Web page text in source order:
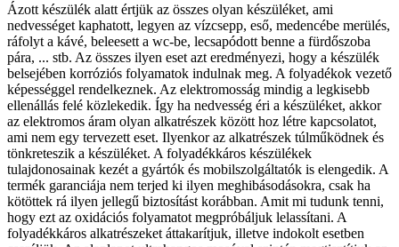
Ázott készülék alatt értjük az összes olyan készüléket, ami
nedvességet kaphatott, legyen az vízcsepp, eső, medencébe merülés,
ráfolyt a kávé, beleesett a wc-be, lecsapódott benne a fürdőszoba
pára, ... stb. Az összes ilyen eset azt eredményezi, hogy a készülék
belsejében korróziós folyamatok indulnak meg. A folyadékok vezető
képességgel rendelkeznek. Az elektromosság mindig a legkisebb
ellenállás felé közlekedik. Így ha nedvesség éri a készüléket, akkor
az elektromos áram olyan alkatrészek között hoz létre kapcsolatot,
ami nem egy tervezett eset. Ilyenkor az alkatrészek túlműködnek és
tönkreteszik a készüléket. A folyadékkáros készülékek
tulajdonosainak kezét a gyártók és mobilszolgáltatók is elengedik. A
termék garanciája nem terjed ki ilyen meghibásodásokra, csak ha
kötöttek rá ilyen jellegű biztosítást korábban. Amit mi tudunk tenni,
hogy ezt az oxidációs folyamatot megpróbáljuk lelassítani. A
folyadékkáros alkatrészeket áttakarítjuk, illetve indokolt esetben